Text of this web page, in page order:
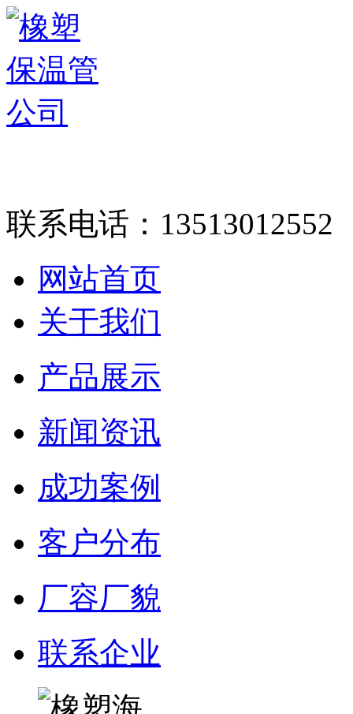
联系电话： 13513012552
网站首页
关于我们
产品展示
新闻资讯
成功案例
客户分布
厂容厂貌
联系企业